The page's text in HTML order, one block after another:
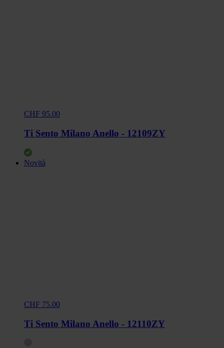
CHF 95.00
Ti Sento Milano Anello - 12109ZY
Novità
CHF 75.00
Ti Sento Milano Anello - 12110ZY